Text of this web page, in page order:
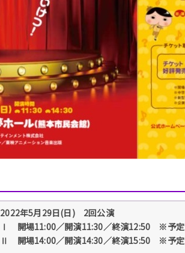
2022年5月29日(日) 2回公演
Ⅰ 開場11:00／開演11:30／終演12:50 ※予定
Ⅱ 開場14:00／開演14:30／終演15:50 ※予定